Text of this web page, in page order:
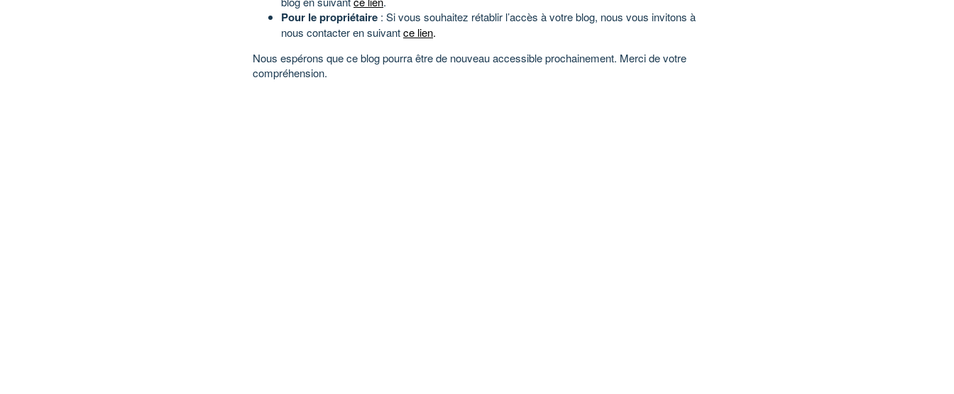
Pour le propriétaire : Si vous souhaitez rétablir l’accès à votre blog, nous vous invitons à
nous contacter en suivantce lien.
Nous espérons que ce blog pourra être de nouveau accessible prochainement. Merci de votre
compréhension.